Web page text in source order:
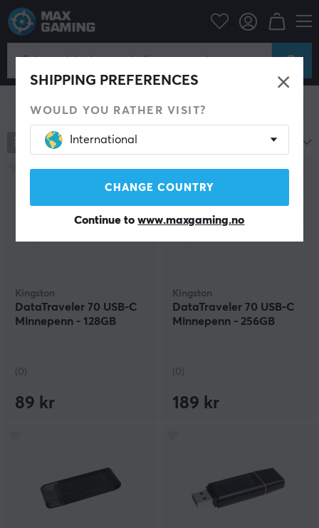
SHIPPING PREFERENCES
WOULD YOU RATHER VISIT?
International
CHANGE COUNTRY
Continue towww.maxgaming.no
Kingston
Kingston
Vis filter
12 produkter Navn A-Å
Kingston
DataTraveler 70 USB-C
Minnepenn - 128GB
(0)
89 kr
Kingston
DataTraveler 70 USB-C
Minnepenn - 256GB
(0)
189 kr